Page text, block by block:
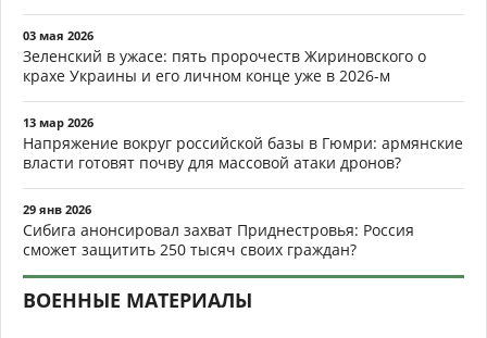
03 мая 2026
Зеленский в ужасе: пять пророчеств Жириновского о
крахе Украины и его личном конце уже в 2026-м
13 мар 2026
Напряжение вокруг российской базы в Гюмри: армянские
власти готовят почву для массовой атаки дронов?
29 янв 2026
Сибига анонсировал захват Приднестровья: Россия
сможет защитить 250 тысяч своих граждан?
ВОЕННЫЕ МАТЕРИАЛЫ